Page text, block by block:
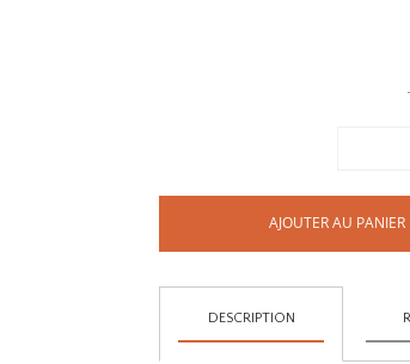
AJOUTER AU PANIER
DESCRIPTION